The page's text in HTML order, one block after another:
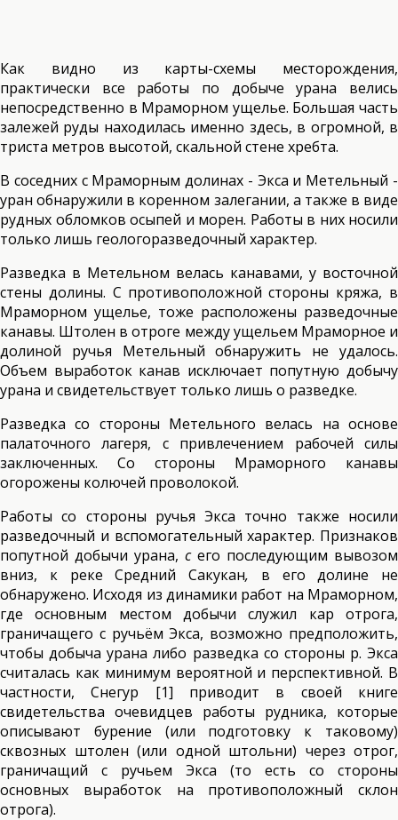
Как видно из карты-схемы месторождения,
практически все работы по добыче урана велись
непосредственно в Мраморном ущелье. Большая часть
залежей руды находилась именно здесь, в огромной, в
триста метров высотой, скальной стене хребта.
В соседних с Мраморным долинах - Экса и Метельный -
уран обнаружили в коренном залегании, а также в виде
рудных обломков осыпей и морен. Работы в них носили
только лишь геологоразведочный характер.
Разведка в Метельном велась канавами, у восточной
стены долины. С противоположной стороны кряжа, в
Мраморном ущелье, тоже расположены разведочные
канавы. Штолен в отроге между ущельем Мраморное и
долиной ручья Метельный обнаружить не удалось.
Объем выработок канав исключает попутную добычу
урана и свидетельствует только лишь о разведке.
Разведка со стороны Метельного велась на основе
палаточного лагеря, с привлечением рабочей силы
заключенных. Со стороны Мраморного канавы
огорожены колючей проволокой.
Работы со стороны ручья Экса точно также носили
разведочный и вспомогательный характер. Признаков
попутной добычи урана, с его последующим вывозом
вниз, к реке Средний Сакукан, в его долине не
обнаружено. Исходя из динамики работ на Мраморном,
где основным местом добычи служил кар отрога,
граничащего с ручьём Экса, возможно предположить,
чтобы добыча урана либо разведка со стороны р. Экса
считалась как минимум вероятной и перспективной. В
частности, Снегур [1] приводит в своей книге
свидетельства очевидцев работы рудника, которые
описывают бурение (или подготовку к таковому)
сквозных штолен (или одной штольни) через отрог,
граничащий с ручьем Экса (то есть со стороны
основных выработок на противоположный склон
отрога).